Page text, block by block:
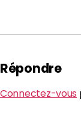
Répondre
Connectez-vous